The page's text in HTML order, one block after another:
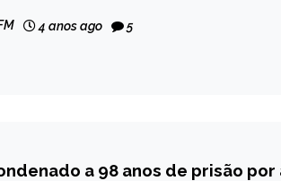
4 anos ago 5
a 98 anos de prisão por